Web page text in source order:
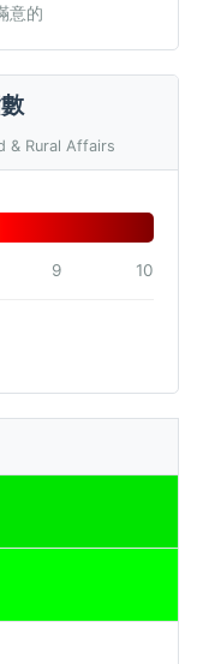
意的
& Rural Affairs
9 10